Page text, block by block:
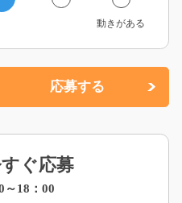
動きがある
応募する
ぐ応募
～18：00